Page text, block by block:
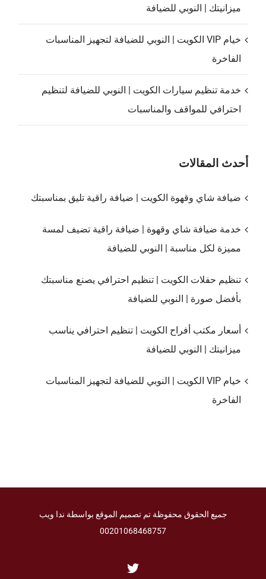
ميزانيتك | النوبي للضيافة
خيام VIP الكويت | النوبي للضيافة لتجهيز المناسبات
الفاخرة
خدمة تنظيم سيارات الكويت | النوبي للضيافة لتنظيم
احترافي للمواقف والمناسبات
أحدث المقالات
ضيافة شاي وقهوة الكويت | ضيافة راقية تليق بمناسبتك
خدمة ضيافة شاي وقهوة | ضيافة راقية تضيف لمسة
مميزة لكل مناسبة | النوبي للضيافة
تنظيم حفلات الكويت | تنظيم احترافي يصنع مناسبتك
بأفضل صورة | النوبي للضيافة
أسعار مكتب أفراح الكويت | تنظيم احترافي يناسب
ميزانيتك | النوبي للضيافة
خيام VIP الكويت | النوبي للضيافة لتجهيز المناسبات
الفاخرة
جميع الحقوق محفوظة تم تصميم الموقع بواسطة ندا ويب
00201068468757